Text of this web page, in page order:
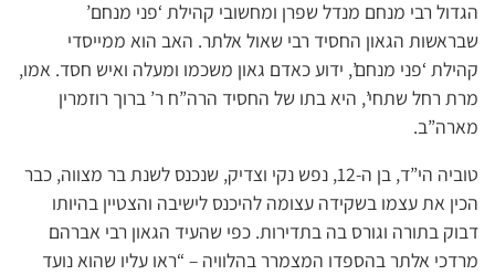
הגדול רבי מנחם מנדל שפרן ומחשובי קהילת ‘פני מנחם’
שבראשות הגאון החסיד רבי שאול אלתר. האב הוא ממייסדי
קהילת ‘פני מנחם’, ידוע כאדם גאון משכמו ומעלה ואיש חסד. אמו,
מרת רחל שתחי’, היא בתו של החסיד הרה”ח ר’ ברוך רוזמרין
מארה”ב.
טוביה הי”ד, בן ה-12, נפש נקי וצדיק, שנכנס לשנת בר מצווה, כבר
הכין את עצמו בשקידה עצומה להיכנס לישיבה והצטיין בהיותו
דבוק בתורה וגורס בה בתדירות. כפי שהעיד הגאון רבי אברהם
מרדכי אלתר בהספדו המצמרר בהלוויה – “ראו עליו שהוא נועד